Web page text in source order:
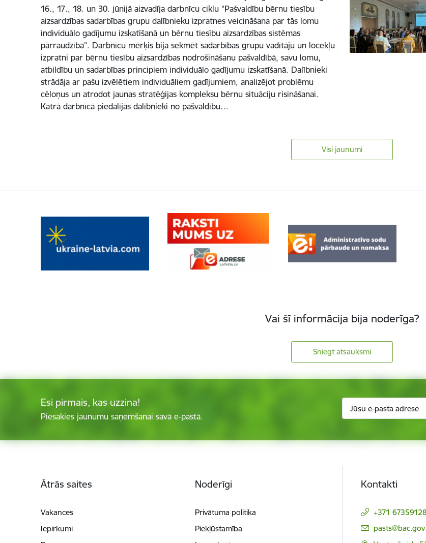
16., 17., 18. un 30. jūnijā aizvadīja darbnīcu ciklu “Pašvaldību bērnu tiesību
aizsardzības sadarbības grupu dalībnieku izpratnes veicināšana par tās lomu
individuālo gadījumu izskatīšanā un bērnu tiesību aizsardzības sistēmas
pārraudzībā”. Darbnīcu mērķis bija sekmēt sadarbības grupu vadītāju un locekļu
izpratni par bērnu tiesību aizsardzības nodrošināšanu pašvaldībā, savu lomu,
atbildību un sadarbības principiem individuālo gadījumu izskatīšanā. Dalībnieki
strādāja ar pašu izvēlētiem individuāliem gadījumiem, analizējot problēmu
cēloņus un atrodot jaunas stratēģijas kompleksu bērnu situāciju risināšanai.
Katrā darbnīcā piedalījās dalībnieki no pašvaldību…
Visi jaunumi
Vai šī informācija bija noderīga?
Sniegt atsauksmi
Esi pirmais, kas uzzina!
Piesakies jaunumu saņemšanai savā e-pastā.
Ātrās saites
Vakances
Iepirkumi
Noderīgi
Privātuma politika
Piekļūstamība
Kontakti
+371 67359128
E-pasts: